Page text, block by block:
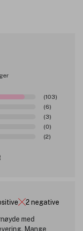
(103)
(6)
(3)
(0)
(2)
2 negative
med
Mange